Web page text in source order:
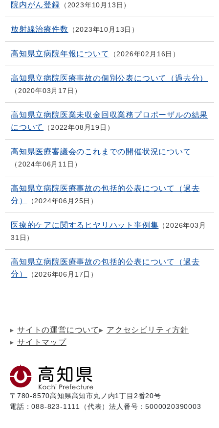
院内がん登録 2023年10月13日
放射線治療件数 2023年10月13日
高知県立病院年報について 2026年02月16日
高知県立病院医療事故の個別公表について（過去分）
2020年03月17日
高知県立病院医業未収金回収業務プロポーザルの結果
について
2022年08月19日
高知県医療審議会のこれまでの開催状況について
2024年06月11日
高知県立病院医療事故の包括的公表について（過去
分）
2024年06月25日
医療的ケアに関するヒヤリハット事例集
2026年03月
31日
高知県立病院医療事故の包括的公表について（過去
分）
2026年06月17日
サイトの運営について
アクセシビリティ方針
サイトマップ
〒780-8570高知県高知市丸ノ内1丁目2番20号
電話：088-823-1111（代表）法人番号：5000020390003